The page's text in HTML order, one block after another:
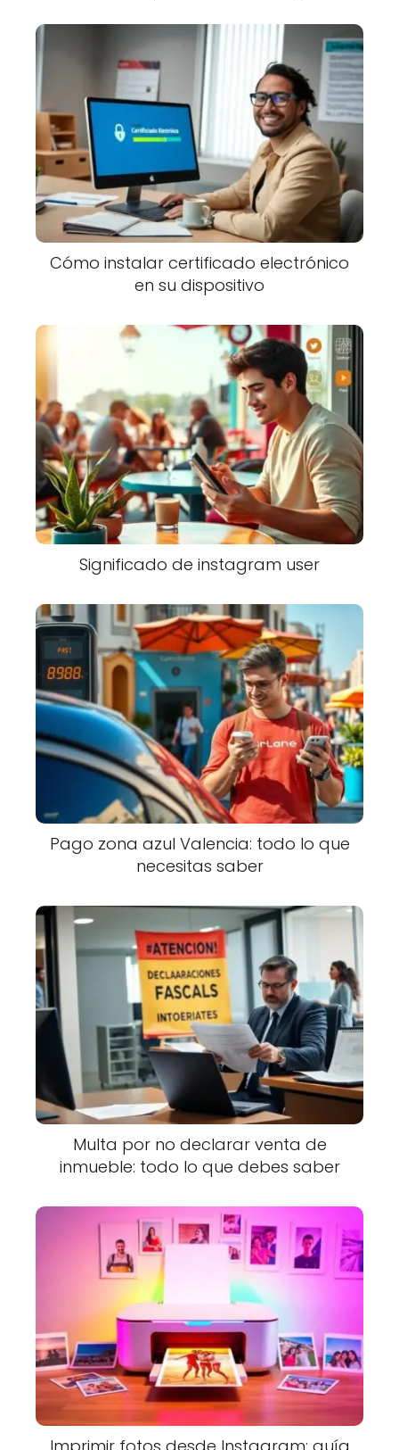
Cómo instalar certificado electrónico
en su dispositivo
Significado de instagram user
Pago zona azul Valencia: todo lo que
necesitas saber
Multa por no declarar venta de
inmueble: todo lo que debes saber